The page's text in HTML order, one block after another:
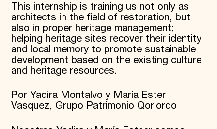
This internship is training us not only as
architects in the field of restoration, but
also in proper heritage management;
helping heritage sites recover their identity
and local memory to promote sustainable
development based on the existing culture
and heritage resources.
Por Yadira Montalvo y María Ester
Vasquez, Grupo Patrimonio Qoriorqo